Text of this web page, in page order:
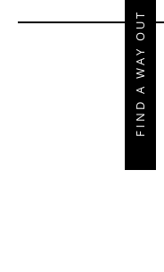
FIND A WAY OUT